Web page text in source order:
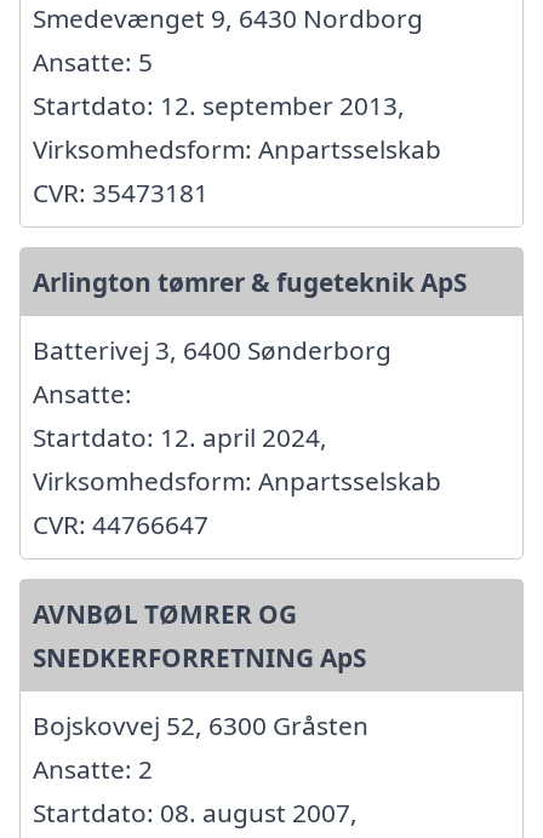
Smedevænget 9, 6430 Nordborg
Ansatte: 5
Startdato: 12. september 2013,
Virksomhedsform: Anpartsselskab
CVR: 35473181
Arlington tømrer & fugeteknik ApS
Batterivej 3, 6400 Sønderborg
Ansatte:
Startdato: 12. april 2024,
Virksomhedsform: Anpartsselskab
CVR: 44766647
AVNBØL TØMRER OG
SNEDKERFORRETNING ApS
Bojskovvej 52, 6300 Gråsten
Ansatte: 2
Startdato: 08. august 2007,